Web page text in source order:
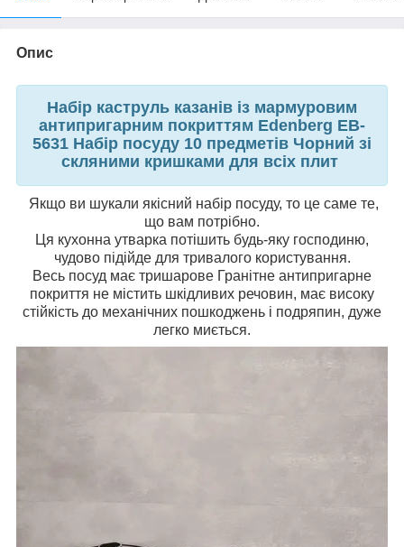
Опис
Набір каструль казанів із мармуровим
антипригарним покриттям Edenberg EB-
5631 Набір посуду 10 предметів Чорний зі
скляними кришками для всіх плит
Якщо ви шукали якісний набір посуду, то це саме те,
що вам потрібно.
Ця кухонна утварка потішить будь-яку господиню,
чудово підійде для тривалого користування.
Весь посуд має тришарове Гранітне антипригарне
покриття не містить шкідливих речовин, має високу
стійкість до механічних пошкоджень і подряпин, дуже
легко миється.